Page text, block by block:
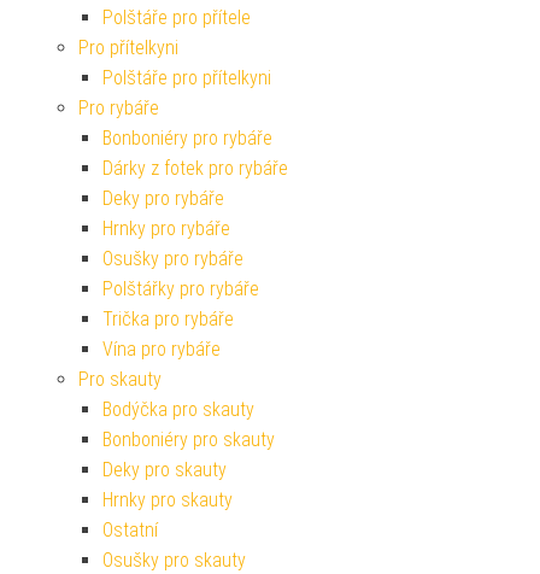
Polštáře pro přítele
Pro přítelkyni
Polštáře pro přítelkyni
Pro rybáře
Bonboniéry pro rybáře
Dárky z fotek pro rybáře
Deky pro rybáře
Hrnky pro rybáře
Osušky pro rybáře
Polštářky pro rybáře
Trička pro rybáře
Vína pro rybáře
Pro skauty
Bodýčka pro skauty
Bonboniéry pro skauty
Deky pro skauty
Hrnky pro skauty
Ostatní
Osušky pro skauty